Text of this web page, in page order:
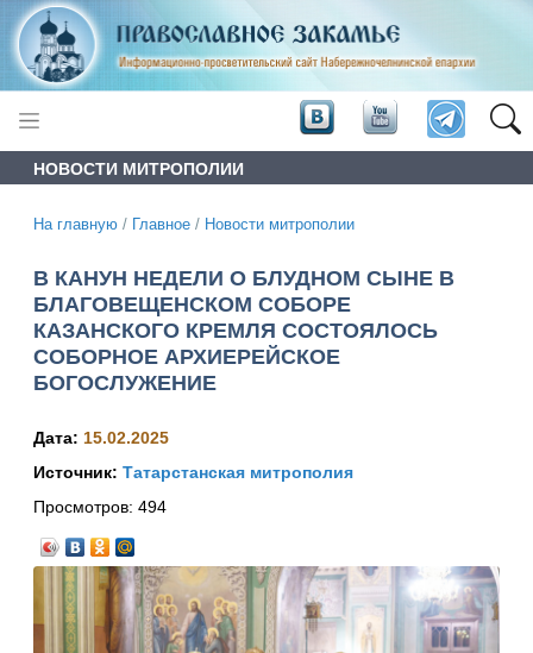
НОВОСТИ МИТРОПОЛИИ
На главную / Главное / Новости митрополии
В КАНУН НЕДЕЛИ О БЛУДНОМ СЫНЕ В
БЛАГОВЕЩЕНСКОМ СОБОРЕ
КАЗАНСКОГО КРЕМЛЯ СОСТОЯЛОСЬ
СОБОРНОЕ АРХИЕРЕЙСКОЕ
БОГОСЛУЖЕНИЕ
Дата: 15.02.2025
Источник: Татарстанская митрополия
Просмотров: 494